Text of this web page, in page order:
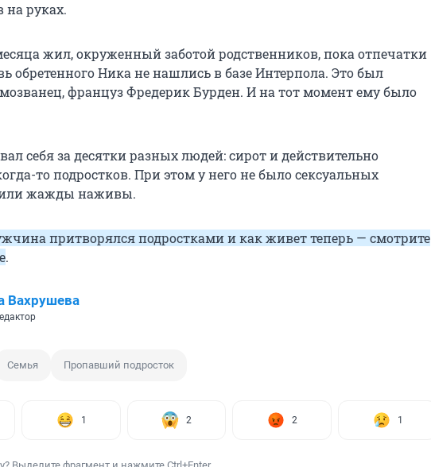
на руках.
жил, окруженный заботой родственников, пока отпечатки
обретенного Ника не нашлись в базе Интерпола. Это был
француз Фредерик Бурден. И на тот момент ему было
себя за десятки разных людей: сирот и действительно
то подростков. При этом у него не было сексуальных
жажды наживы.
притворялся подростками и как живет теперь — смотрите
.
Вахрушева
Семья Пропавший подросток
1 2 2 1